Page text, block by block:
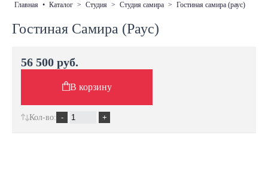
главная • каталог > студия > студия самира > гостиная самира (раус)
Гостиная Самира (Раус)
56 500 руб.
В корзину
Кол-во: